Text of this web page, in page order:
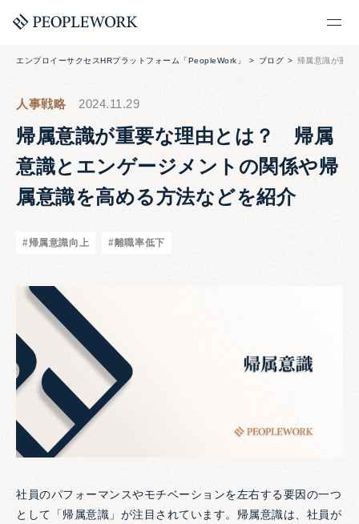
エンプロイーサクセスHRプラットフォーム「PeopleWork」 ブログ 帰属意識が重
人事戦略 2024.11.29
帰属意識が重要な理由とは？ 帰属
意識とエンゲージメントの関係や帰
属意識を高める方法などを紹介
#帰属意識向上 #離職率低下
社員のパフォーマンスやモチベーションを左右する要因の一つ
として「帰属意識」が注目されています。帰属意識は、社員が